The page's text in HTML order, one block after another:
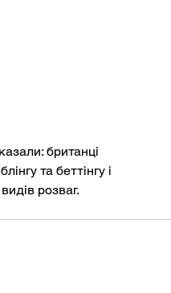
британці
та беттінгу і
розваг.